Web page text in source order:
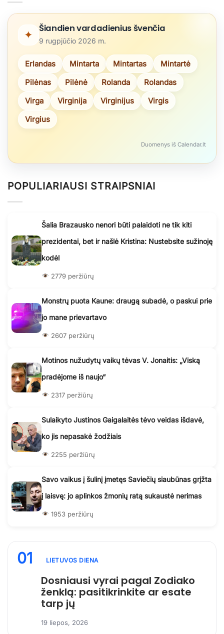
✦
Šiandien vardadienius švenčia
9 rugpjūčio 2026 m.
Erlandas Mintarta Mintartas
Mintartė
Pilėnas
Pilėnė Rolanda
Rolandas
Virga
Virginija Virginijus
Virgis
Virgius
Duomenys iš Calendar.lt
POPULIARIAUSI STRAIPSNIAI
Šalia Brazausko nenori būti palaidoti ne tik kiti
prezidentai, bet ir našlė Kristina: Nustebsite sužinoję
kodėl
2779 peržiūrų
Monstrų puota Kaune: draugą subadė, o paskui prie
jo mane prievartavo
2607 peržiūrų
Motinos nužudytų vaikų tėvas V. Jonaitis: „Viską
pradėjome iš naujo“
2317 peržiūrų
Sulaikyto Justinos Gaigalaitės tėvo veidas išdavė,
ko jis nepasakė žodžiais
2255 peržiūrų
Savo vaikus į šulinį įmetęs Saviečių siaubūnas grįžta
į laisvę: jo aplinkos žmonių ratą sukaustė nerimas
1953 peržiūrų
01 LIETUVOS DIENA
Dosniausi vyrai pagal Zodiako
ženklą: pasitikrinkite ar esate
tarp jų
19 liepos, 2026